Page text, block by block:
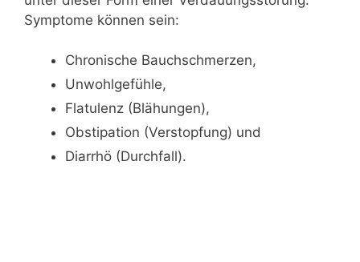
Symptome können sein:
Chronische Bauchschmerzen,
Unwohlgefühle,
Flatulenz (Blähungen),
Obstipation (Verstopfung) und
Diarrhö (Durchfall).